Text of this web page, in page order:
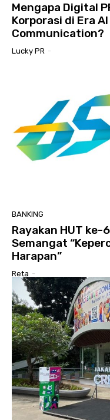
Mengapa Digital
Korporasi di Era
Communication?
Lucky PR -
BANKING
Rayakan HUT ke-
Semangat
Harapan”
Reta -